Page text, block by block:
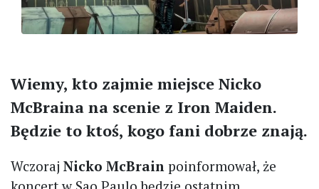
Wiemy, kto zajmie miejsce Nicko
McBraina na scenie z Iron Maiden.
Będzie to ktoś, kogo fani dobrze znają.
Wczoraj Nicko McBrain poinformował, że